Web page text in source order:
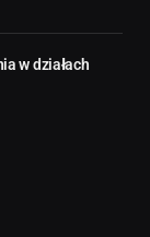
w działach